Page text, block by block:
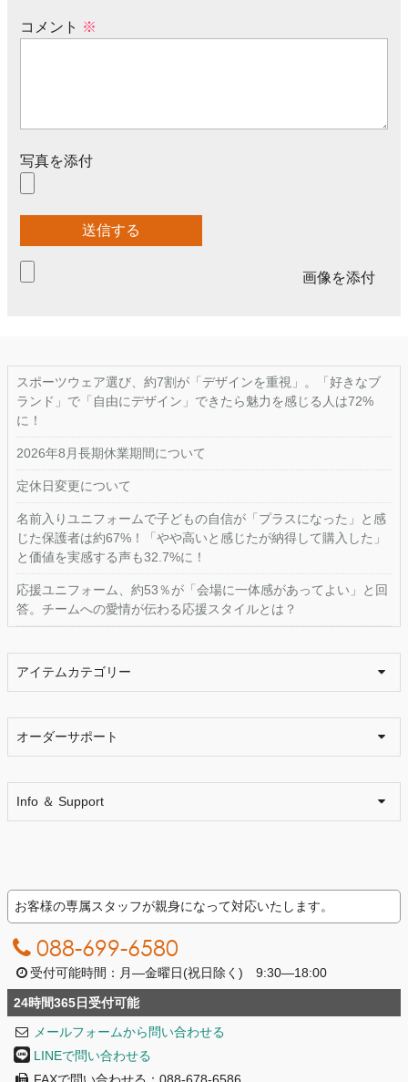
コメント ※
写真を添付
画像を添付
スポーツウェア選び、約7割が「デザインを重視」。「好きなブ
ランド」で「自由にデザイン」できたら魅力を感じる人は72%
に！
2026年8月長期休業期間について
定休日変更について
名前入りユニフォームで子どもの自信が「プラスになった」と感
じた保護者は約67%！「やや高いと感じたが納得して購入した」
と価値を実感する声も32.7%に！
応援ユニフォーム、約53％が「会場に一体感があってよい」と回
答。チームへの愛情が伝わる応援スタイルとは？
アイテムカテゴリー
オーダーサポート
Info ＆ Support
お客様の専属スタッフが親身になって対応いたします。
088-699-6580
受付可能時間：月―金曜日(祝日除く) 9:30―18:00
24時間365日受付可能
メールフォームから問い合わせる
LINEで問い合わせる
FAXで問い合わせる：088-678-6586